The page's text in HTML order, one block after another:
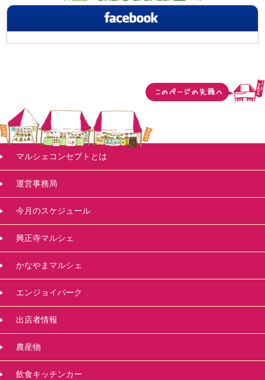
マルシェコンセプトとは
運営事務局
今月のスケジュール
興正寺マルシェ
かなやまマルシェ
エンジョイパーク
出店者情報
農産物
飲食キッチンカー